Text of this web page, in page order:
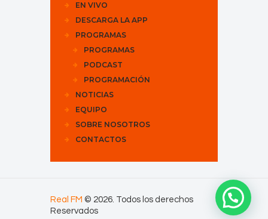
EN VIVO
DESCARGA LA APP
PROGRAMAS
PROGRAMAS
PODCAST
PROGRAMACIÓN
NOTICIAS
EQUIPO
SOBRE NOSOTROS
CONTACTOS
Real FM © 2026. Todos los derechos
Reservados